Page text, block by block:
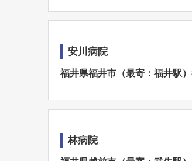
安川病院
福井県福井市（最寄：福井駅
林病院